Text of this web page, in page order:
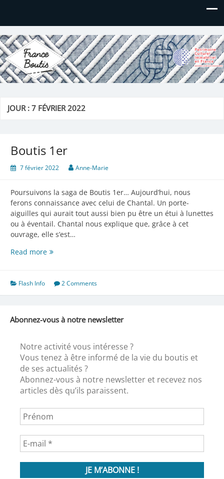
France Boutis
Le site de France Boutis
JOUR :7 FÉVRIER 2022
Boutis 1er
7 février 2022 Anne-Marie
Poursuivons la saga de Boutis 1er… Aujourd’hui, nous
ferons connaissance avec celui de Chantal. Un porte-
aiguilles qui aurait tout aussi bien pu être un étui à lunettes
ou à éventail. Chantal nous explique que, grâce à cet
ouvrage, elle s’est…
Read moreBoutis
Flash Info 2 Comments
Abonnez-vous à notre newsletter
Notre activité vous intéresse ?
Vous tenez à être informé de la vie du boutis et
de ses actualités ?
Abonnez-vous à notre newsletter et recevez nos
articles dès qu’ils paraissent.